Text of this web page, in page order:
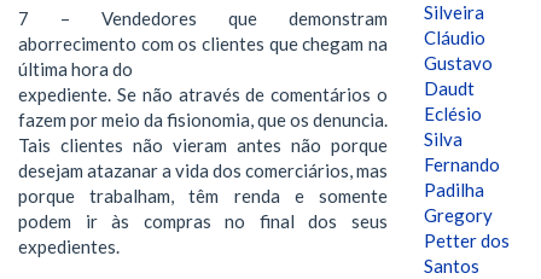
7 – Vendedores que demonstram
aborrecimento com os clientes que chegam na
última hora do
expediente. Se não através de comentários o
fazem por meio da fisionomia, que os denuncia.
Tais clientes não vieram antes não porque
desejam atazanar a vida dos comerciários, mas
porque trabalham, têm renda e somente
podem ir às compras no final dos seus
expedientes.
Silveira
Cláudio
Gustavo
Daudt
Eclésio
Silva
Fernando
Padilha
Gregory
Petter dos
Santos